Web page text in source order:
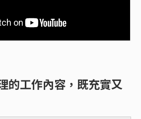
的工作內容，既充實又